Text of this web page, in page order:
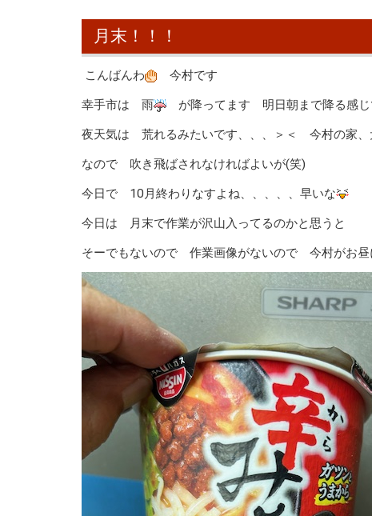
月末！！！
こんばんわ 今村です
幸手市は 雨 が降ってます 明日朝まで降る感じ
夜天気は 荒れるみたいです、、、＞＜ 今村の家、
なので 吹き飛ばされなければよいが(笑)
今日で 10月終わりなすよね、、、、、早いな
今日は 月末で作業が沢山入ってるのかと思うと
そーでもないので 作業画像がないので 今村がお昼